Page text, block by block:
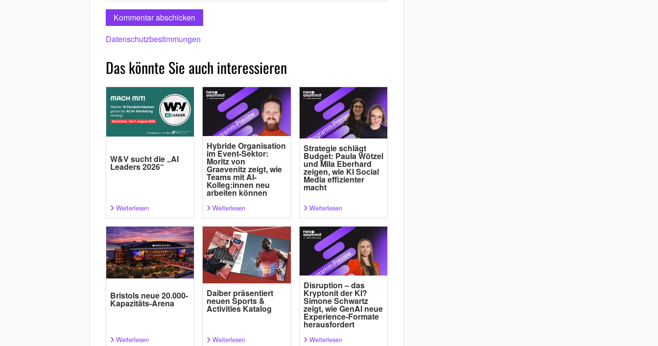
Datenschutzbestimmungen
Das könnte Sie auch interessieren
W&V sucht die „AI
Leaders 2026“
Weiterlesen
Hybride Organisation
im Event-Sektor:
Moritz von
Graevenitz zeigt, wie
Teams mit AI-
Kolleg:innen neu
arbeiten können
Weiterlesen
Strategie schlägt
Budget: Paula Wötzel
und Mila Eberhard
zeigen, wie KI Social
Media effizienter
macht
Weiterlesen
Bristols neue 20.000-
Kapazitäts-Arena
Weiterlesen
Daiber präsentiert
neuen Sports &
Activities Katalog
Weiterlesen
Disruption – das
Kryptonit der KI?
Simone Schwartz
zeigt, wie GenAI neue
Experience-Formate
herausfordert
Weiterlesen